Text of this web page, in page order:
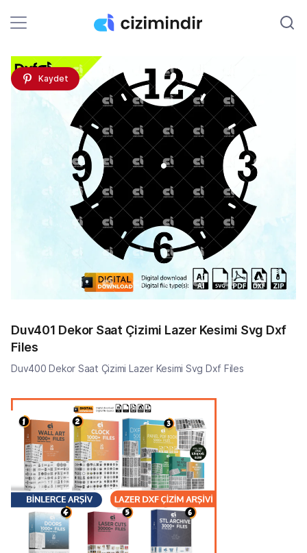
Kaydet
Duv401 Dekor Saat Çizimi Lazer Kesimi Svg Dxf
Files
Duv400 Dekor Saat Çizimi Lazer Kesimi Svg Dxf Files